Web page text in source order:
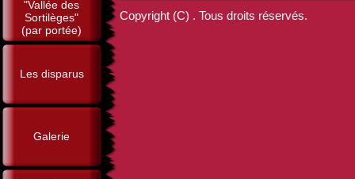
"Vallée des
Sortilèges"
(par portée)
Les disparus
Galerie
Copyright (C) . Tous droits réservés.